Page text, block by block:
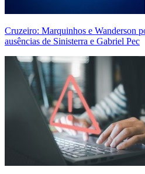
Cruzeiro: Marquinhos e Wanderson
ausências de Sinisterra e Gabriel Pec